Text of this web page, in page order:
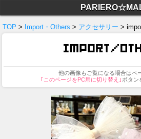
TOP > Import・Others > アクセサリー >
他の画像もご覧になる場合はペ
｢このページをPC用に切り替え｣ ボタン